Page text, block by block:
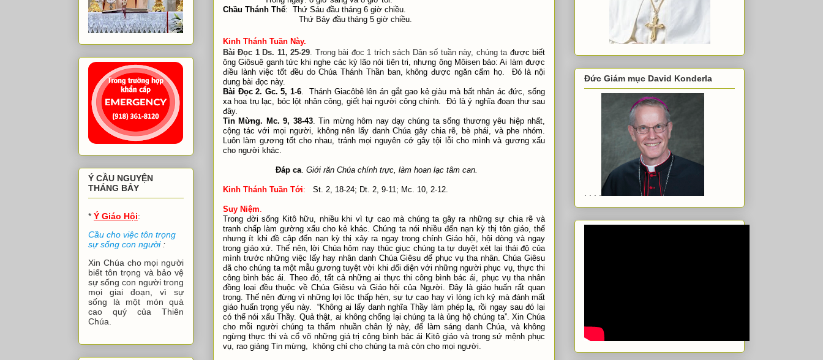
Chầu Thánh Thể: Thứ Sáu đầu tháng 6 giờ chiều.
Thứ Bảy đầu tháng 5 giờ chiều.
Kinh Thánh Tuần Này.
Bài Đọc 1 Ds. 11, 25-29 . Trong bài đọc 1 trích sách Dân số tuần này, chúng ta được biết
ông Giôsuê ganh tức khi nghe các kỳ lão nói tiên tri, nhưng ông Môisen bảo: Ai làm được
điều lành việc tốt đều do Chúa Thánh Thần ban, không được ngăn cấm họ. Đó là nội
dung bài đọc này.
Bài Đọc 2. Gc. 5, 1-6 . Thánh Giacôbê lên án gắt gao kẻ giàu mà bất nhân ác đức, sống
xa hoa trụ lạc, bóc lột nhân công, giết hại người công chính. Đó là ý nghĩa đoạn thư sau
đây.
Tin Mừng. Mc. 9, 38-43. Tin mừng hôm nay dạy chúng ta sống thương yêu hiệp nhất,
cộng tác với mọi người, không nên lấy danh Chúa gây chia rẽ, bè phái, và phe nhóm.
Luôn làm gương tốt cho nhau, tránh mọi nguyên cớ gây tội lỗi cho mình và gương xấu
cho người khác.
Đáp ca Giới răn Chúa chính trực, làm hoan lạc tâm can.
Kinh Thánh Tuần Tới: St. 2, 18-24; Dt. 2, 9-11; Mc. 10, 2-12.
Suy Niệm
Trong đời sống Kitô hữu, nhiều khi vì tự cao mà chúng ta gây ra những sự chia rẽ và
tranh chấp làm gường xấu cho kẻ khác. Chúng ta nói nhiều đến nạn kỳ thị tôn giáo, thế
nhưng ít khi đề cập đến nạn kỳ thị xảy ra ngay trong chính Giáo hội, hội dòng và ngay
trong giáo xứ. Thế nên, lời Chúa hôm nay thúc giục chúng ta tự duyệt xét lại thái độ của
mình trước những việc lấy hay nhân danh Chúa Giêsu để phục vụ tha nhân. Chúa Giêsu
đã cho chúng ta một mẫu gương tuyệt vời khi đối diện với những người phục vụ, thực thi
công bình bác ái. Theo đó, tất cả những ai thực thi công bình bác ái, phục vụ tha nhân
đồng loại đều thuộc về Chúa Giêsu và Giáo hội của Người. Đây là giáo huấn rất quan
trọng. Thế nên đừng vì những lợi lộc thấp hèn, sự tự cao hay vì lòng ích kỷ mà đánh mất
giáo huấn trọng yếu này. “Không ai lấy danh nghĩa Thầy làm phép lạ, rồi ngay sau đó lại
có thể nói xấu Thầy. Quả thật, ai không chống lại chúng ta là ủng hộ chúng ta”. Xin Chúa
cho mỗi người chúng ta thấm nhuần chân lý này, để làm sáng danh Chúa, và không
ngừng thực thi và cổ võ những giá trị công bình bác ái Kitô giáo và trong sứ mệnh phục
vụ, rao giảng Tin mừng, không chỉ cho chúng ta mà còn cho mọi người.
Ý CẦU NGUYỆN
THÁNG BẢY
* Ý Giáo Hội:
Cầu cho việc tôn trọng
sự sống con người:
Xin Chúa cho mọi người
biết tôn trọng và bảo vệ
sự sống con người trong
mọi giai đoạn, vì sự
sống là một món quà
cao quý của Thiên
Chúa.
Đức Giám mục David Konderla
. . . .